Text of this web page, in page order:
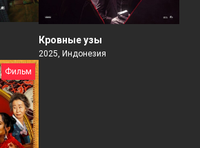
Кровные узы
2025, Индонезия
Фильм